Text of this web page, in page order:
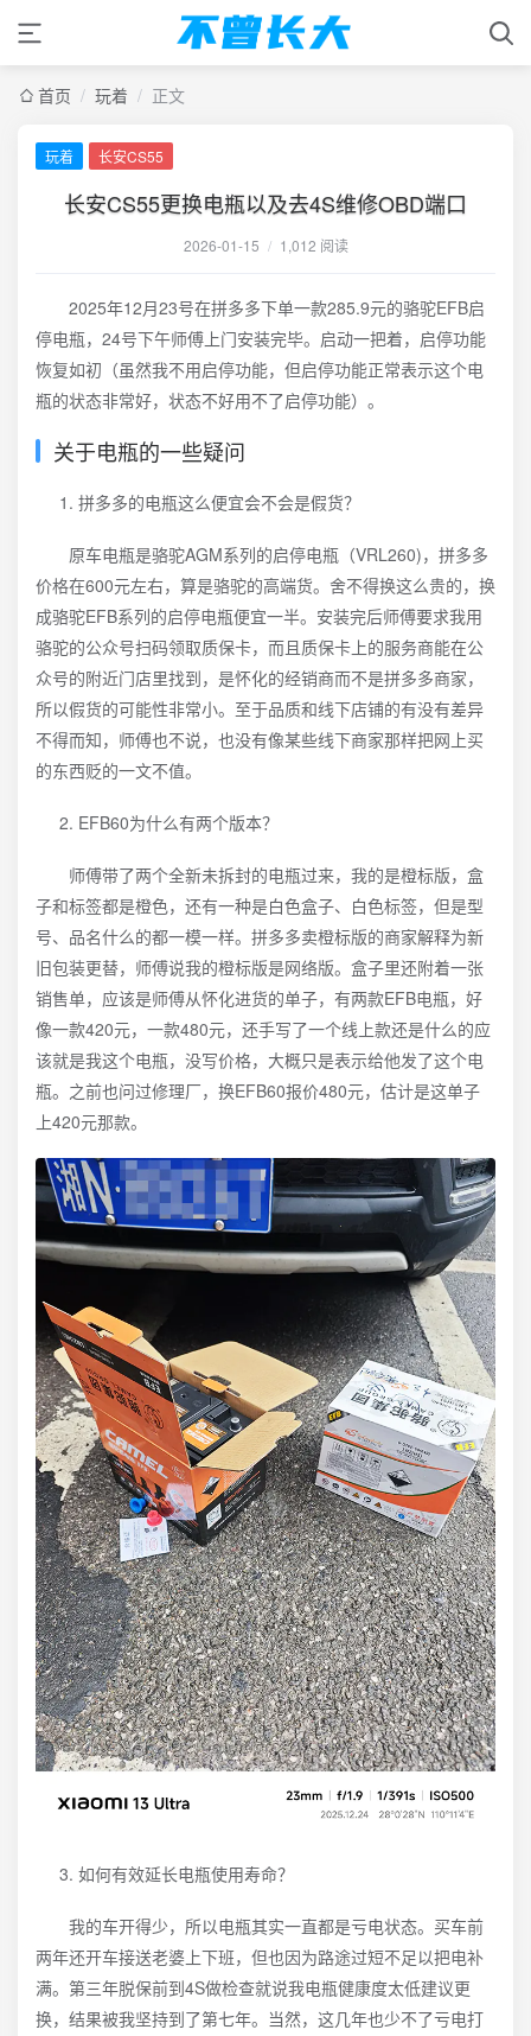
首页 / 玩着 / 正文
玩着 长安CS55
长安CS55更换电瓶以及去4S维修OBD端口
2026-01-15 / 1,012 阅读
2025年12月23号在拼多多下单一款285.9元的骆驼EFB启
停电瓶，24号下午师傅上门安装完毕。启动一把着，启停功能
恢复如初（虽然我不用启停功能，但启停功能正常表示这个电
瓶的状态非常好，状态不好用不了启停功能）。
关于电瓶的一些疑问
拼多多的电瓶这么便宜会不会是假货？
原车电瓶是骆驼AGM系列的启停电瓶（VRL260)，拼多多
价格在600元左右，算是骆驼的高端货。舍不得换这么贵的，换
成骆驼EFB系列的启停电瓶便宜一半。安装完后师傅要求我用
骆驼的公众号扫码领取质保卡，而且质保卡上的服务商能在公
众号的附近门店里找到，是怀化的经销商而不是拼多多商家，
所以假货的可能性非常小。至于品质和线下店铺的有没有差异
不得而知，师傅也不说，也没有像某些线下商家那样把网上买
的东西贬的一文不值。
EFB60为什么有两个版本？
师傅带了两个全新未拆封的电瓶过来，我的是橙标版，盒
子和标签都是橙色，还有一种是白色盒子、白色标签，但是型
号、品名什么的都一模一样。拼多多卖橙标版的商家解释为新
旧包装更替，师傅说我的橙标版是网络版。盒子里还附着一张
销售单，应该是师傅从怀化进货的单子，有两款EFB电瓶，好
像一款420元，一款480元，还手写了一个线上款还是什么的应
该就是我这个电瓶，没写价格，大概只是表示给他发了这个电
瓶。之前也问过修理厂，换EFB60报价480元，估计是这单子
上420元那款。
如何有效延长电瓶使用寿命？
我的车开得少，所以电瓶其实一直都是亏电状态。买车前
两年还开车接送老婆上下班，但也因为路途过短不足以把电补
满。第三年脱保前到4S做检查就说我电瓶健康度太低建议更
换，结果被我坚持到了第七年。当然，这几年也少不了亏电打